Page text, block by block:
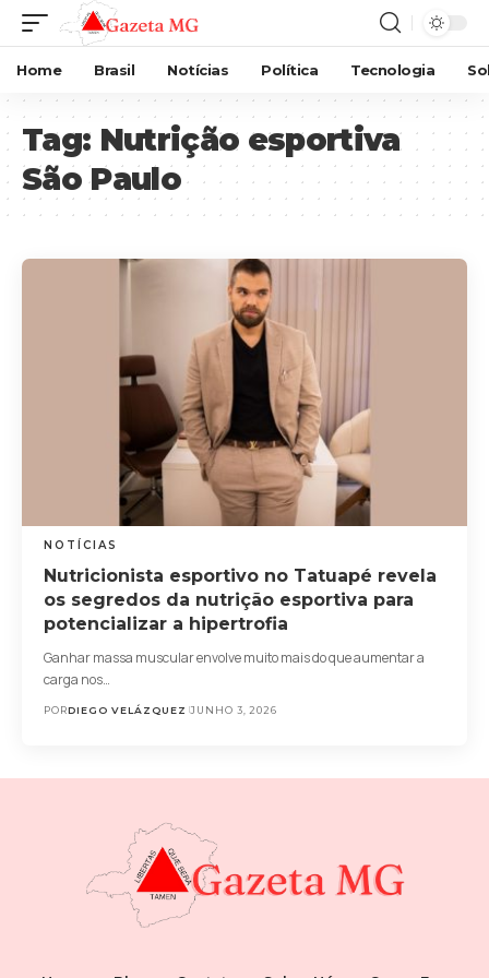
Home Brasil Notícias Política Tecnologia
Tag: Nutrição esportiva
São Paulo
NOTÍCIAS
Nutricionista esportivo no Tatuapé revela
os segredos da nutrição esportiva para
potencializar a hipertrofia
Ganhar massa muscular envolve muito mais do que aumentar a
carga nos…
PORDIEGO VELÁZQUEZ JUNHO 3, 2026